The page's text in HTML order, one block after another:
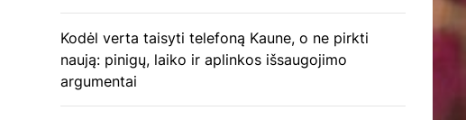
Kodėl verta taisyti telefoną Kaune, o ne pirkti
naują: pinigų, laiko ir aplinkos išsaugojimo
argumentai